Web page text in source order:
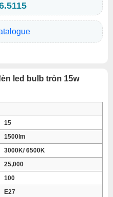
led bulb tròn 15w
15
1500lm
3000K/ 6500K
25,000
100
E27